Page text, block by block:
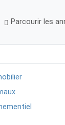
Parcourir les